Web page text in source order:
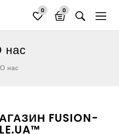
0 0
нас
О нас
FUSION-